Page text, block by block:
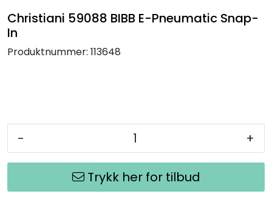
Christiani 59088 BIBB E-Pneumatic Snap-
In
Produktnummer: 113648
- +
Trykk her for tilbud
Maskinvern & Instrumentering